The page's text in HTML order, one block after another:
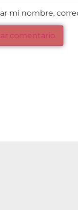
mi nombre,